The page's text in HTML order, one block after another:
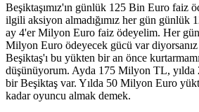
Beşiktaşımız'ın günlük 125 Bin Euro faiz
ilgili aksiyon almadığımız her gün günlük
ay 4'er Milyon Euro faiz ödeyelim. Her
Milyon Euro ödeyecek gücü var
Beşiktaş'ı bu yükten bir an önce
düşünüyorum. Ayda 175 Milyon TL,
bir Beşiktaş var. Yılda 50 Milyon Euro
kadar oyuncu almak demek.